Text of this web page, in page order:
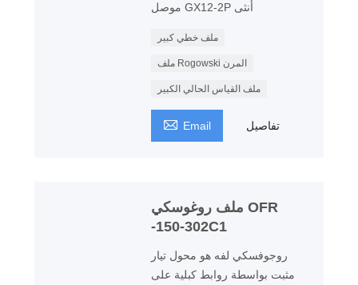
موصل GX12-2P أنثى
ملف خطي كبير
ملف Rogowski المرن
ملف القياس الحالي الكبير
 Email تفاصيل
ملف روغوسكي OFR
-150-302C1
روجوفسكي لفه هو محول تيار
مثبت بواسطة روابط كبلية على